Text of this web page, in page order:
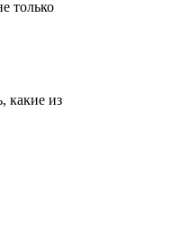
только
какие из